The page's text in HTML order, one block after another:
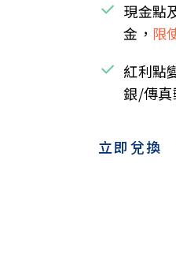
現金點
金， 限
紅利點
銀/傳真
立即兌換